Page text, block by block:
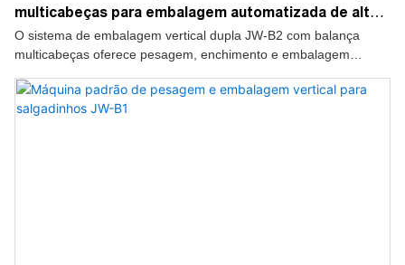
multicabeças para embalagem automatizada de alta
velocidade JW-B2
O sistema de embalagem vertical dupla JW-B2 com balança
multicabeças oferece pesagem, enchimento e embalagem
granulados, garantindo alta eficiência e desempenho estável nas
linhas de produção.